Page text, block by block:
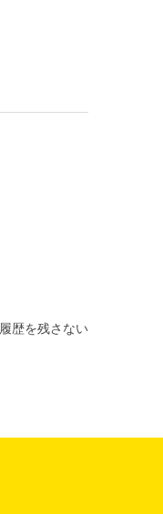
履歴を残さない